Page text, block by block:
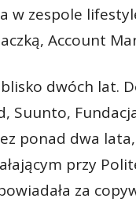
w zespole
Account
dwóch lat.
Suunto,
ponad dwa
przy
za